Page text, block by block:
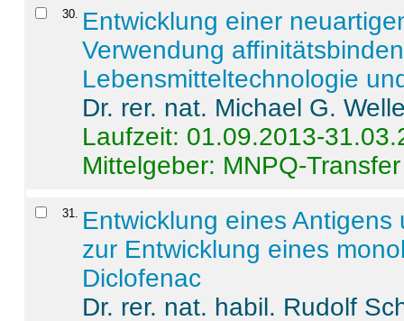
30. Entwicklung einer
Verwendung
Lebensmitteltechnologie
Dr. rer. nat. Michael G.
Laufzeit: 01.09.2013-
Mittelgeber: MNPQ-Transfer
31. Entwicklung eines
zur Entwicklung eines
Diclofenac
Dr. rer. nat. habil. Rudolf